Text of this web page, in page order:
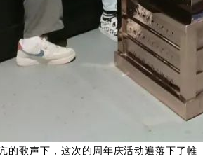
的歌声下，这次的周年庆活动遍落下了帷